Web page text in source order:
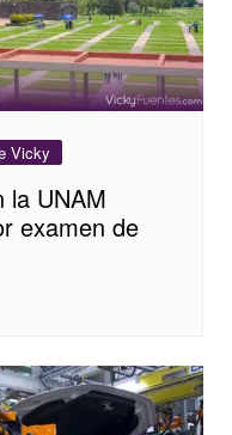
Vicky
la UNAM
examen de